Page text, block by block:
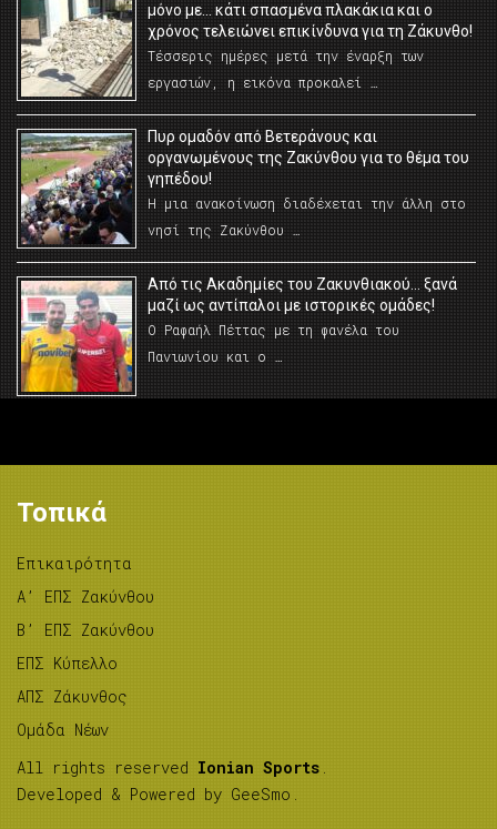
μόνο με… κάτι σπασμένα πλακάκια και ο
χρόνος τελειώνει επικίνδυνα για τη Ζάκυνθο!
Τέσσερις ημέρες μετά την έναρξη των
εργασιών, η εικόνα προκαλεί …
Πυρ ομαδόν από Βετεράνους και
οργανωμένους της Ζακύνθου για το θέμα του
γηπέδου!
Η μια ανακοίνωση διαδέχεται την άλλη στο
νησί της Ζακύνθου …
Από τις Ακαδημίες του Ζακυνθιακού… ξανά
μαζί ως αντίπαλοι με ιστορικές ομάδες!
Ο Ραφαήλ Πέττας με τη φανέλα του
Πανιωνίου και ο …
Τοπικά
Επικαιρότητα
A’ ΕΠΣ Ζακύνθου
B’ ΕΠΣ Ζακύνθου
ΕΠΣ Κύπελλο
ΑΠΣ Ζάκυνθος
Ομάδα Νέων
All rights reserved Ionian Sports .
Developed & Powered by GeeSmo .